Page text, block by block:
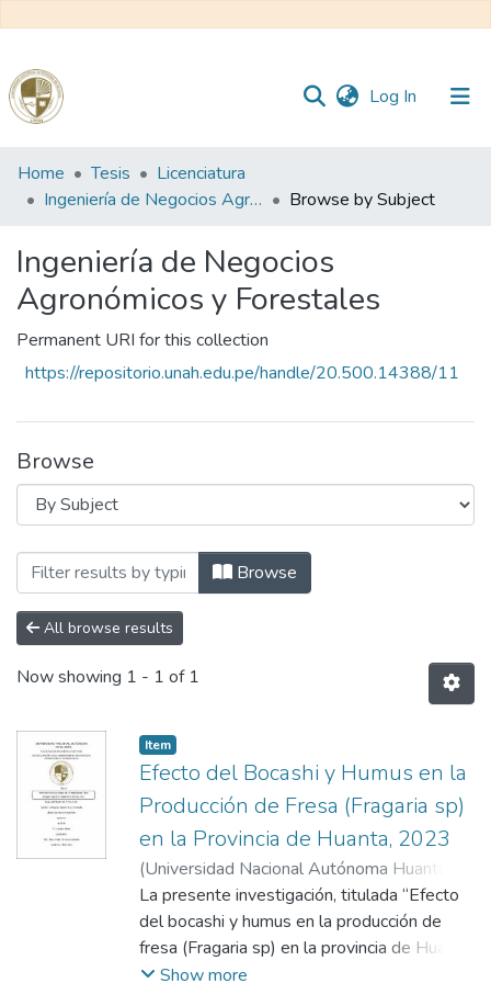
Log In (current)
Communities
&
All of DSpace
Reglamento
Manuales
Home Tesis
Licenciatura
Ingeniería de Negocios Agronómicos y Forestales
Browse by Subject
Ingeniería de Negocios
Agronómicos y Forestales
Permanent URI for this collection
https://repositorio.unah.edu.pe/handle/20.500.14388/11
Browse
Browsing Ingeniería de Negocios
Browse
All browse results
Now showing 1 - 1 of 1
Item
Efecto del Bocashi y Humus en la
Producción de Fresa (Fragaria sp)
en la Provincia de Huanta, 2023
(Universidad Nacional Autónoma Huanta
2025-06-11)Cruz Quispe, Bitinia
Cárdenas Bustamante, Mary Amelia;
Universidad Nacional Autónoma de Huanta
La presente investigación, titulada “Efecto
del bocashi y humus en la producción de
fresa (Fragaria sp) en la provincia de Huanta,
2023”, tiene como objetivo determinar el
Show more